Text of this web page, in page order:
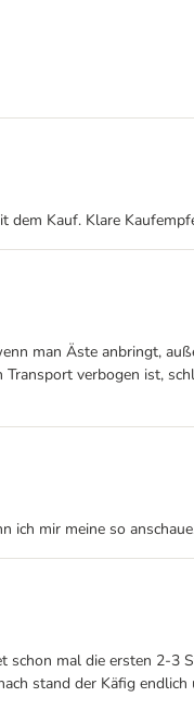
dem Kauf. Klare
man Äste anbringt,
verbogen ist,
ich mir meine so
mal die ersten 2-3
stand der Käfig